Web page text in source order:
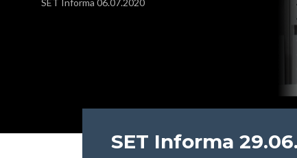
SET Informa 06.07.2020
SET Informa